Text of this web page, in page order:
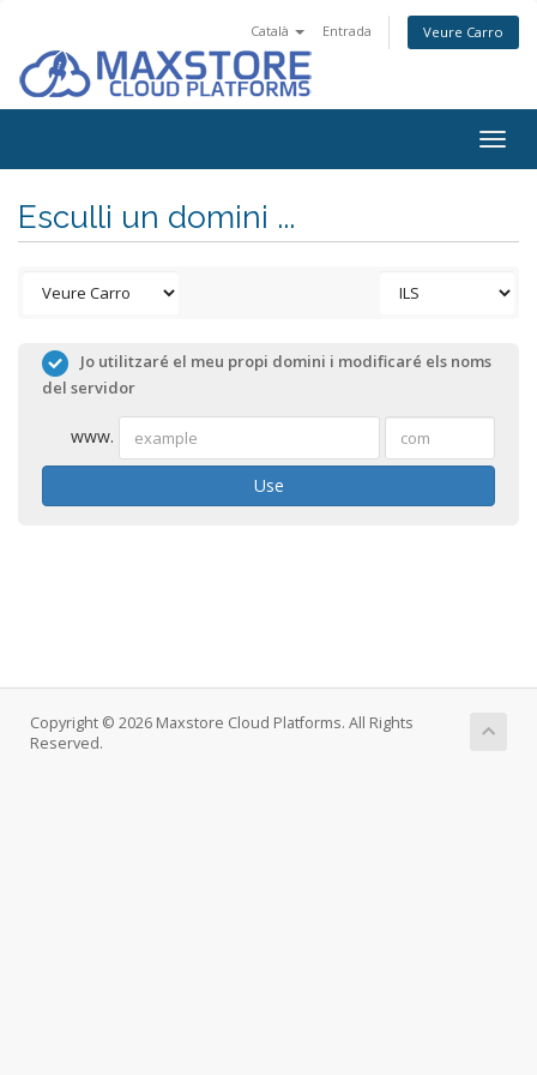
Català Entrada Veure Carro
Esculli un domini ...
Jo utilitzaré el meu propi domini i modificaré els noms
del servidor
www.
Use
Copyright © 2026 Maxstore Cloud Platforms. All Rights
Reserved.